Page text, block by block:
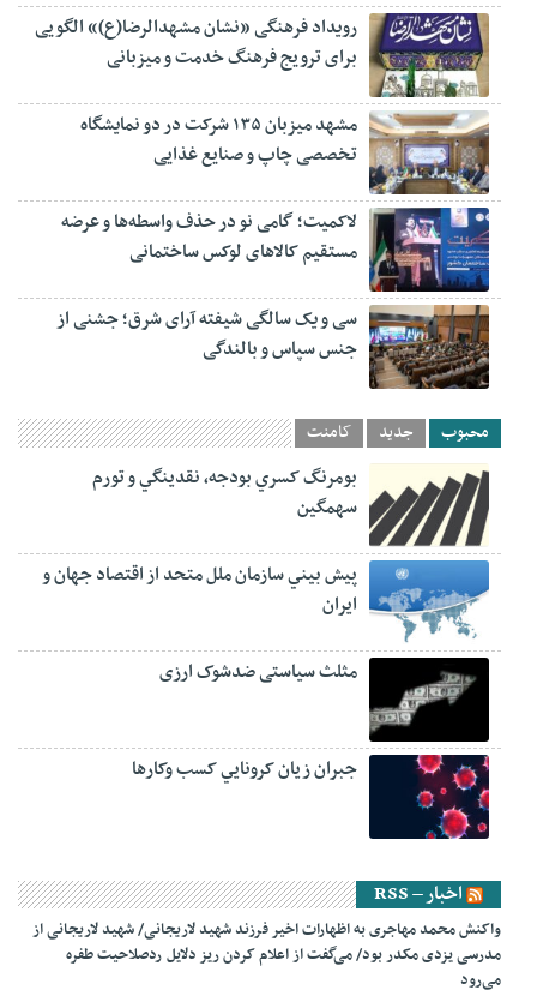
رویداد فرهنگی «نشان مشهدالرضا(ع)» الگویی
برای ترویج فرهنگ خدمت و میزبانی
مشهد میزبان ۱۳۵ شرکت در دو نمایشگاه
تخصصی چاپ و صنایع غذایی
لاکمیت؛ گامی نو در حذف واسطه‌ها و عرضه
مستقیم کالاهای لوکس ساختمانی
سی و یک سالگی شیفته آرای شرق؛ جشنی از
جنس سپاس و بالندگی
محبوب جدید کامنت
بومرنگ کسري بودجه، نقدينگي و تورم
سهمگين
پيش‏ بيني سازمان ملل متحد از اقتصاد جهان و
ايران
مثلث سیاستی ضدشوک ارزی
جبران زيان کرونايي کسب وکارها
اخبار – RSS
واکنش محمد مهاجری به اظهارات اخیر فرزند شهید لاریجانی/ شهید لاریجانی از
مدرسی یزدی مکدر بود/ می‌گفت از اعلام کردن ریز دلایل ردصلاحیت طفره
می‌رود